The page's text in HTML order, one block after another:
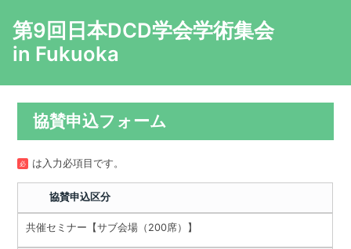
第9回日本DCD学会学術集会
in Fukuoka
協賛申込フォーム
必 は入力必項目です。
協賛申込区分
共催セミナー【サブ会場（200席）】